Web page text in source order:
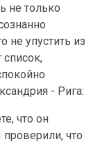
не только
не упустить из
- Рига:
что он
что